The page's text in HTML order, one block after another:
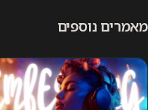
מאמרים נוספים